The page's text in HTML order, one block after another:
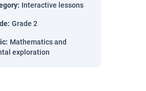
: Interactive lessons
: Grade 2
: Mathematics and
exploration